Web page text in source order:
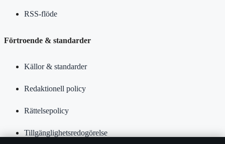
RSS-flöde
Förtroende & standarder
Källor & standarder
Redaktionell policy
Rättelsepolicy
Tillgänglighetsredogörelse